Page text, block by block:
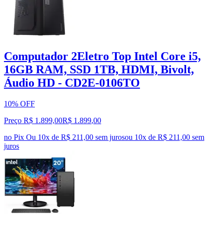
Computador 2Eletro Top Intel Core i5,
16GB RAM, SSD 1TB, HDMI, Bivolt,
Áudio HD - CD2E-0106TO
10% OFF
Preço R$ 1.899,00R$ 1.899,00
no Pix Ou 10x de R$ 211,00 sem jurosou 10x de R$ 211,00 sem
juros